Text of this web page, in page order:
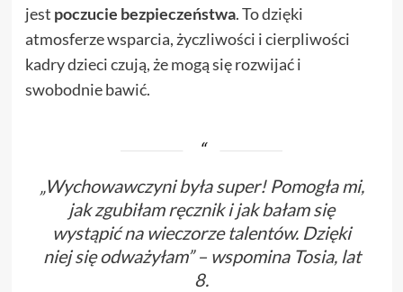
jest poczucie bezpieczeństwa. To dzięki
atmosferze wsparcia, życzliwości i cierpliwości
kadry dzieci czują, że mogą się rozwijać i
swobodnie bawić.
„Wychowawczyni była super! Pomogła mi,
jak zgubiłam ręcznik i jak bałam się
wystąpić na wieczorze talentów. Dzięki
niej się odważyłam” – wspomina Tosia, lat
8.